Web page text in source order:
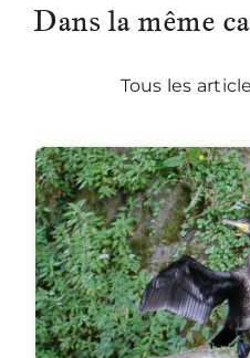
Dans la même
Tous les